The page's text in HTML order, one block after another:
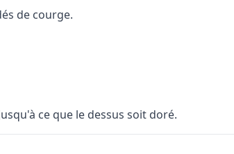
de courge.
ce que le dessus soit doré.